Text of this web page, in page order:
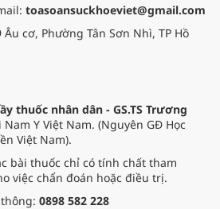
toasoansuckhoeviet@gmail.com
Âu cơ, Phường Tân Sơn Nhì, TP Hồ
thuốc nhân dân - GS.TS Trương
Nam Y Việt Nam. (Nguyên GĐ Học
Việt Nam).
bài thuốc chỉ có tính chất tham
việc chẩn đoán hoặc điều trị.
0898 582 228